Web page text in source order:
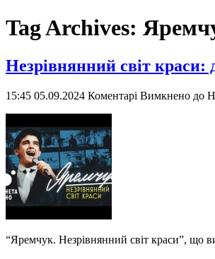
Tag Archives:
Незрівнянний світ краси:
15:45 05.09.2024 Коментарі Вимкнено до
“Яремчук. Незрівнянний світ краси”, що